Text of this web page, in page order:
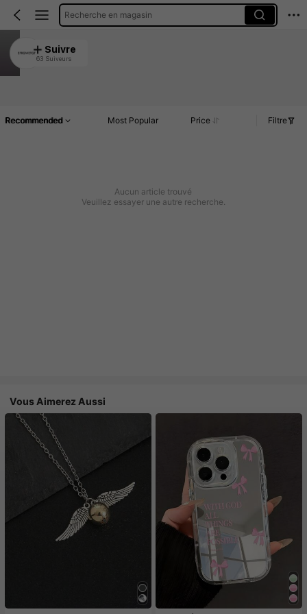
Recherche en magasin
EFRQWETQT
4.85
Suivre
63 Suiveurs
Recommended Most Popular Price Filtre
Aucun article trouvé
Veuillez essayer une autre recherche.
Vous Aimerez Aussi